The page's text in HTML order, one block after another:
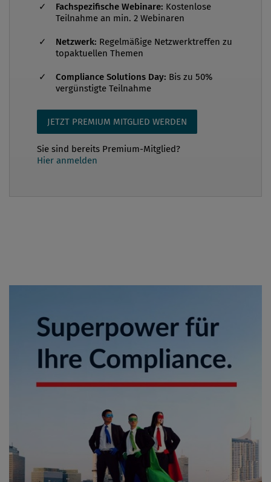
wachsende Weltbevölkerung sowie zunehmender
Wohlstand konfrontieren uns mit immer größeren
Herausforderungen bei der Sicherung benötigter
Ressourcen. Der derzeit noch überwiegend lineare
Ansatz der Wertschöpfung basiert auf der Annahme,
dass Ausgangsst...
Fachspezifische Webinare: Kostenlose
Teilnahme an min. 2 Webinaren
Netzwerk: Regelmäßige Netzwerktreffen zu
topaktuellen Themen
Compliance Solutions Day: Bis zu 50%
vergünstigte Teilnahme
JETZT PREMIUM MITGLIED WERDEN
Sie sind bereits Premium-Mitglied?
Hier anmelden